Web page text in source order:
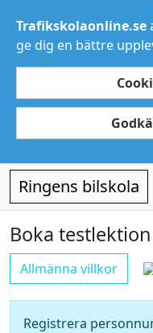
Trafikskolaonline.se
ge dig en bättre
Ringens bilskola
Boka testlektion
Allmänna villkor
Registrera